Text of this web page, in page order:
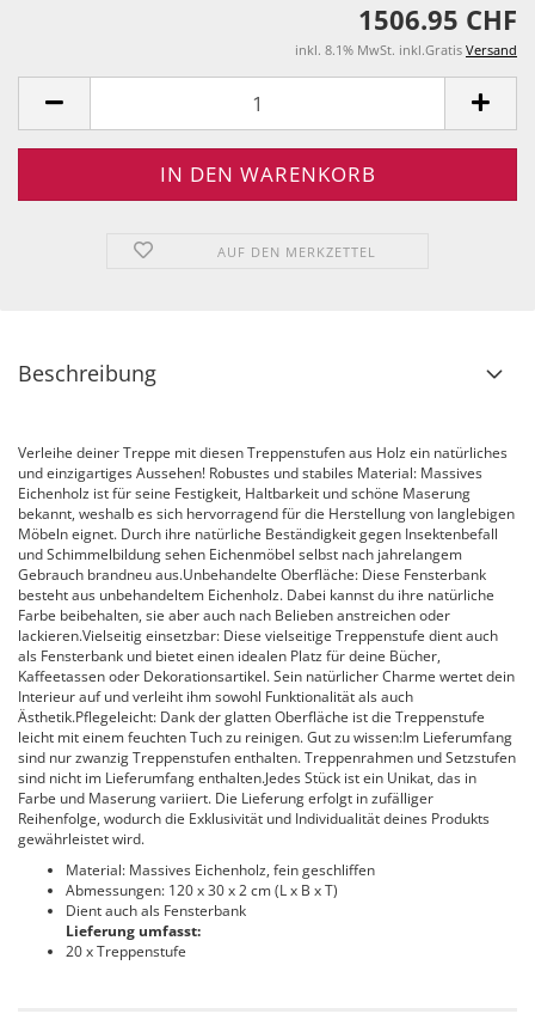
1506.95 CHF
inkl. 8.1% MwSt. inkl.Gratis Versand
AUF DEN MERKZETTEL
Beschreibung
Verleihe deiner Treppe mit diesen Treppenstufen aus Holz ein natürliches
und einzigartiges Aussehen! Robustes und stabiles Material: Massives
Eichenholz ist für seine Festigkeit, Haltbarkeit und schöne Maserung
bekannt, weshalb es sich hervorragend für die Herstellung von langlebigen
Möbeln eignet. Durch ihre natürliche Beständigkeit gegen Insektenbefall
und Schimmelbildung sehen Eichenmöbel selbst nach jahrelangem
Gebrauch brandneu aus.Unbehandelte Oberfläche: Diese Fensterbank
besteht aus unbehandeltem Eichenholz. Dabei kannst du ihre natürliche
Farbe beibehalten, sie aber auch nach Belieben anstreichen oder
lackieren.Vielseitig einsetzbar: Diese vielseitige Treppenstufe dient auch
als Fensterbank und bietet einen idealen Platz für deine Bücher,
Kaffeetassen oder Dekorationsartikel. Sein natürlicher Charme wertet dein
Interieur auf und verleiht ihm sowohl Funktionalität als auch
Ästhetik.Pflegeleicht: Dank der glatten Oberfläche ist die Treppenstufe
leicht mit einem feuchten Tuch zu reinigen. Gut zu wissen:Im Lieferumfang
sind nur zwanzig Treppenstufen enthalten. Treppenrahmen und Setzstufen
sind nicht im Lieferumfang enthalten.Jedes Stück ist ein Unikat, das in
Farbe und Maserung variiert. Die Lieferung erfolgt in zufälliger
Reihenfolge, wodurch die Exklusivität und Individualität deines Produkts
gewährleistet wird.
Material: Massives Eichenholz, fein geschliffen
Abmessungen: 120 x 30 x 2 cm (L x B x T)
Dient auch als Fensterbank
Lieferung umfasst:
20 x Treppenstufe